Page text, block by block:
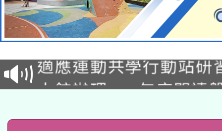
本校115學年度第2次
招甄選結果公告(無人
招)
適應運動共學行動站研
本館辦理115年度閱讀